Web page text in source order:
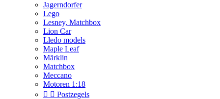
Jagerndorfer
Lego
Lesney, Matchbox
Lion Car
Lledo models
Maple Leaf
Märklin
Matchbox
Meccano
Motoren 1:18
  Postzegels